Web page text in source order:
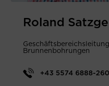
Roland
Brunnenbohrungen
+43 5574 6888-